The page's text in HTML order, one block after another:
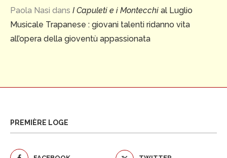
Paola Nasi dans I Capuleti e i Montecchi al Luglio
Musicale Trapanese : giovani talenti ridanno vita
all’opera della gioventù appassionata
PREMIÈRE LOGE